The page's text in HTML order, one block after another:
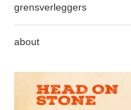
grensverleggers
about